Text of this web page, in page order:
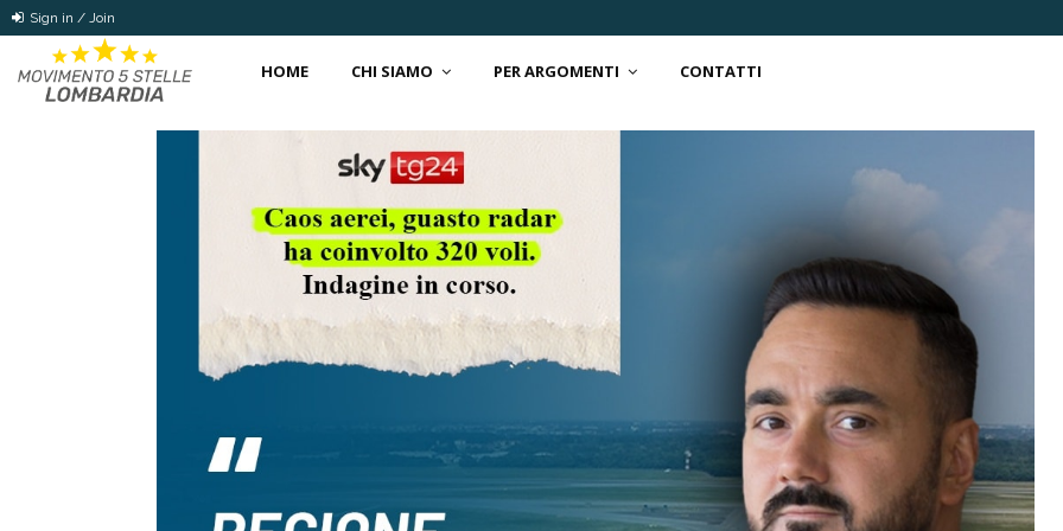
Sign in / Join
HOME CHI SIAMO PER ARGOMENTI CONTATTI